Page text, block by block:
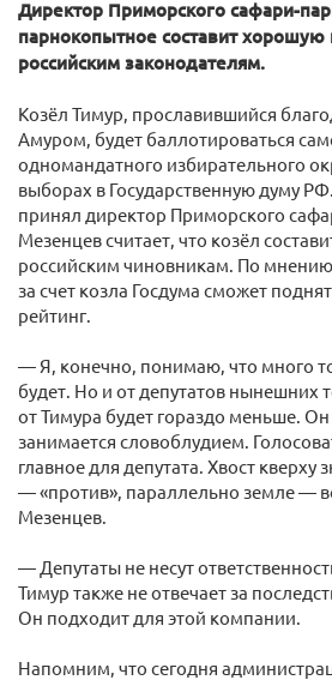
Директор Приморского сафари-
парнокопытное составит
российским законодателям.
Козёл Тимур, прославившийся
Амуром, будет баллотироваться
одномандатного избирательного
выборах в Государственную думу
принял директор Приморского
Мезенцев считает, что козёл
российским чиновникам. По
за счет козла Госдума сможет
рейтинг.
— Я, конечно, понимаю, что много
будет. Но и от депутатов нынешних
от Тимура будет гораздо меньше. Он
занимается словоблудием.
главное для депутата. Хвост кверху
— «против», параллельно земле —
Мезенцев.
— Депутаты не несут
Тимур также не отвечает за
Он подходит для этой компании.
Напомним, что сегодня